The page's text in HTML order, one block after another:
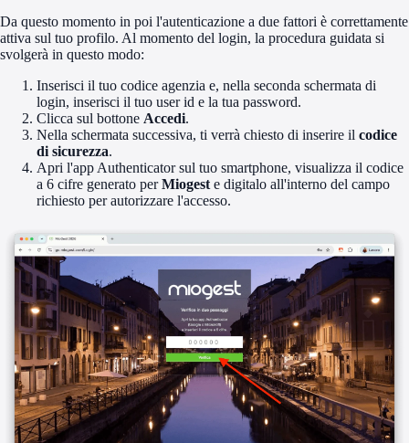
Da questo momento in poi l'autenticazione a due fattori è correttamente
attiva sul tuo profilo. Al momento del login, la procedura guidata si
svolgerà in questo modo:
Inserisci il tuo codice agenzia e, nella seconda schermata di
login, inserisci il tuo user id e la tua password.
Clicca sul bottone Accedi.
Nella schermata successiva, ti verrà chiesto di inserire il codice
di sicurezza.
Apri l'app Authenticator sul tuo smartphone, visualizza il codice
a 6 cifre generato perMiogest e digitalo all'interno del campo
richiesto per autorizzare l'accesso.